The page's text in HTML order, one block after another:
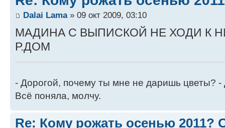
Dalai Lama» 09 окт 2009, 03:10
МАДИНА С ВЫПИСКОЙ НЕ ХОДИ К
Р.ДОМ
- Дорогой, почему ты мне не даришь цветы?
Всё поняла, молчу.
Re: Кому рожать осенью 2011?